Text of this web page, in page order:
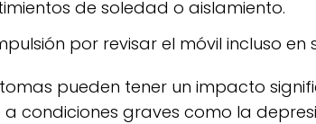
de soledad o aislamiento.
por revisar el móvil incluso en
pueden tener un impacto
condiciones graves como la